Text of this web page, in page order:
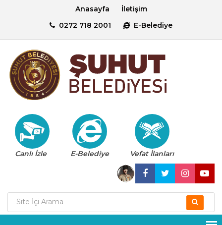
Anasayfa
İletişim
0272 718 2001
E-Belediye
Canlı İzle E-Belediye Vefat İlanları